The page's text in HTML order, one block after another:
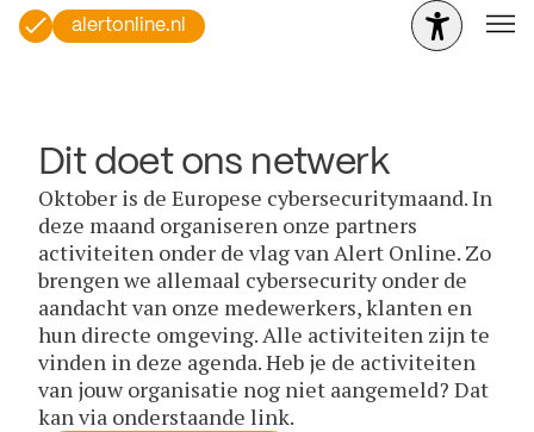
alertonline.nl
Dit doet ons netwerk
Oktober is de Europese cybersecuritymaand. In
deze maand organiseren onze partners
activiteiten onder de vlag van Alert Online. Zo
brengen we allemaal cybersecurity onder de
aandacht van onze medewerkers, klanten en
hun directe omgeving. Alle activiteiten zijn te
vinden in deze agenda. Heb je de activiteiten
van jouw organisatie nog niet aangemeld? Dat
kan via onderstaande link.